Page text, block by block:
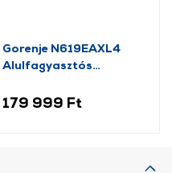
Gorenje N619EAXL4
Alulfagyasztós
179 999 Ft